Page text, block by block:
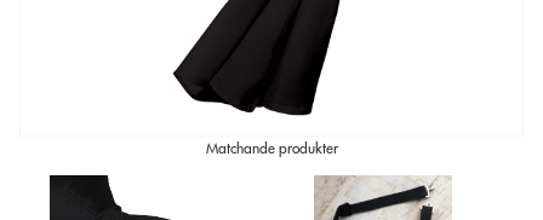
Matchande produkter